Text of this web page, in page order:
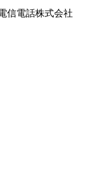
信電話株式会社